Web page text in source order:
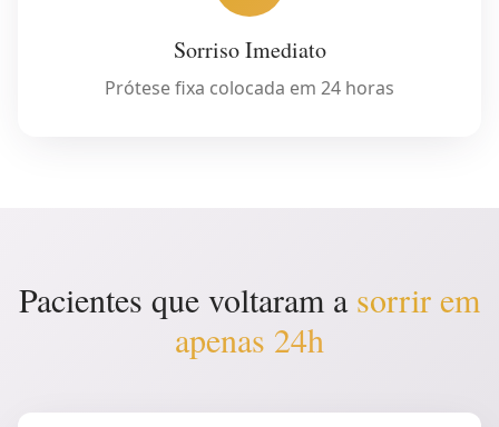
Sorriso Imediato
Prótese fixa colocada em 24 horas
Pacientes que voltaram a sorrir em
apenas 24h